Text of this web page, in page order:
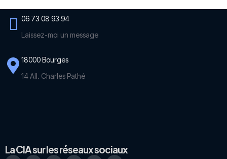
06 73 08 93 94
Laissez-moi un message
18000 Bourges
14 All. Charles Pathé
La CIA sur les réseaux sociaux